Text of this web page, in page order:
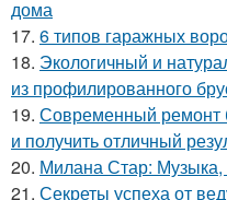
дома
17. 6 типов гаражных
18. Экологичный и
из профилированного
19. Современный ремонт
и получить отличный
20. Милана Стар: Музыка,
21. Секреты успеха от